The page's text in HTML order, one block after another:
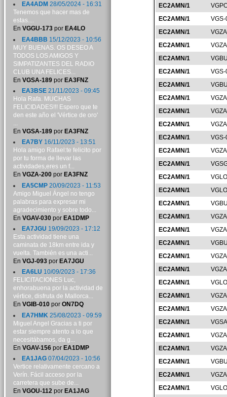
EC2AMN/1
EC2AMN/1
EC2AMN/1
EC2AMN/1
EC2AMN/1
EC2AMN/1
EC2AMN/1
EC2AMN/1
EC2AMN/1
EC2AMN/1
EC2AMN/1
EC2AMN/1
EC2AMN/1
EC2AMN/1
EC2AMN/1
EC2AMN/1
EC2AMN/1
EC2AMN/1
EC2AMN/1
EC2AMN/1
EC2AMN/1
EC2AMN/1
EC2AMN/1
EC2AMN/1
EC2AMN/1
EC2AMN/1
EC2AMN/1
EC2AMN/1
EC2AMN/1
EC2AMN/1
EA4ADM 28/05/2024 - 16:31
Tenemos que hacer mas de
estas....
En VGGU-173por EA4LO
EA4BBB 15/12/2023 - 10:56
MUY BUENAS. OS DESEO A
TODOS LOS AMIGOS Y
SIMPATIZANTES DEL RADIO
CLUB UNA FELICES...
En VGSA-189por EA3FNZ
EA3BSE21/11/2023 - 09:45
Hola Rafa. MUCHAS
FELICIDADES!!! Espero que te
den este año el 'Vértice de oro'
...
En VGSA-189por EA3FNZ
EA7BY16/11/2023 - 13:51
Hola amigo Rafael:te felicito por
por tu forma de llevar las
actividades,eres un f...
En VGZA-200por EA3FNZ
EA5CMP20/09/2023 - 11:53
Amigo Miguel Ángel no tengo
palabras para expresar mi
agradecimiento y sobre todo...
En VGAV-030por EA1DMP
EA7JGU 19/09/2023 - 17:12
Esta actividad tiene una
caminata de 18km entre ida y
vuelta. También es una acti...
En VGJ-093por EA7JGU
EA6LU 10/09/2023 - 17:36
FELICITACIONES Luc,
enhorabuena por la actividad de
vértice, disfruta de Mallorca...
En VGIB-010por ON7DQ
EA7HMK 25/08/2023 - 09:59
Miguel Angel Gracias a ti por
estar siempre atento a lo que
necesitábamos, da g...
En VGAV-156por EA1DMP
EA1JAG07/04/2023 - 10:56
Vertice relativamente cercano a
Verín. Fácil acceso por la
carretera que sube de...
En VGOU-112por EA1JAG